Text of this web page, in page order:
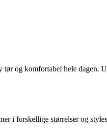
og komfortabel hele dagen.
i forskellige størrelser og